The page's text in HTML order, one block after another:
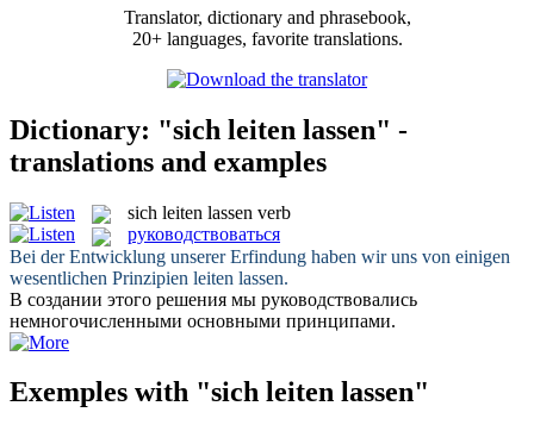
Translator, dictionary and phrasebook,
20+ languages, favorite translations.
Dictionary: "sich leiten lassen" -
translations and examples
sich leiten lassen verb
руководствоваться
Bei der Entwicklung unserer Erfindung haben wir uns von einigen
wesentlichen Prinzipien leiten lassen.
В создании этого решения мы руководствовались
немногочисленными основными принципами.
Exemples with "sich leiten lassen"